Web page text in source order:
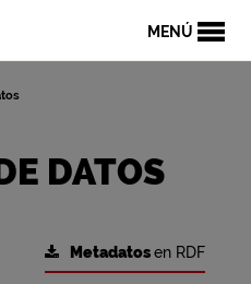
MENÚ
DATOS
Metadatosen RDF